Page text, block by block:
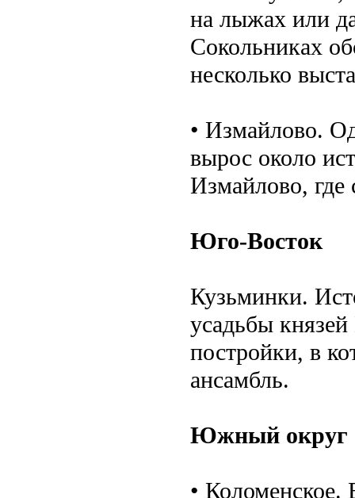
на лыжах или
Сокольниках
несколько
• Измайлово.
вырос около
Измайлово, где
Юго-Восток
Кузьминки.
усадьбы
постройки, в
ансамбль.
Южный округ
•